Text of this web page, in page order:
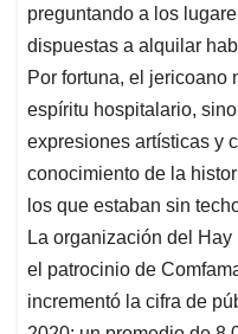
preguntando a los
dispuestas a alquilar
Por fortuna, el jericoano
espíritu hospitalario,
expresiones artísticas y
conocimiento de la
los que estaban sin
La organización del
el patrocinio de
incrementó la cifra de